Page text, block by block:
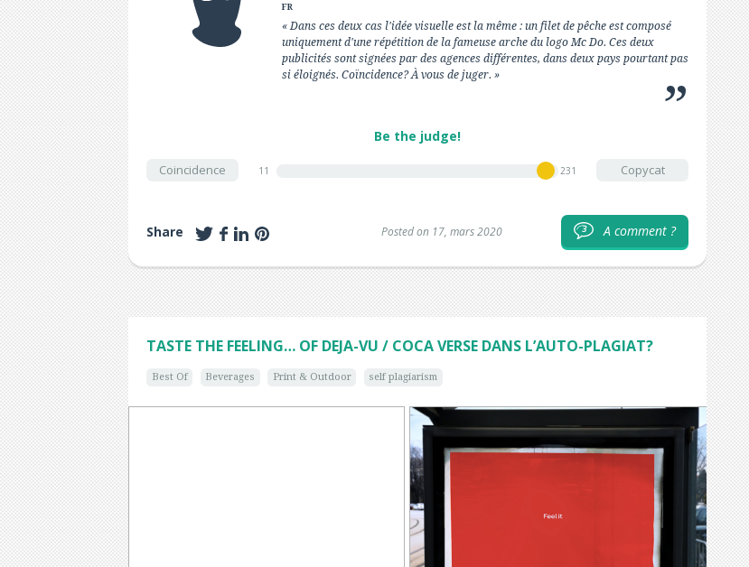
FR
« Dans ces deux cas l'idée visuelle est la même : un filet de pêche est composé
uniquement d'une répétition de la fameuse arche du logo Mc Do. Ces deux
publicités sont signées par des agences différentes, dans deux pays pourtant pas
si éloignés. Coïncidence? À vous de juger. »
Be the judge!
Coincidence 11 231 Copycat
Share Posted on 17, mars 2020 3 A comment ?
TASTE THE FEELING… OF DEJA-VU / COCA VERSE DANS L’AUTO-PLAGIAT?
Best Of Beverages Print & Outdoor self plagiarism